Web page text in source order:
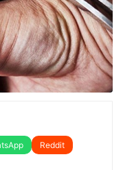
Reddit